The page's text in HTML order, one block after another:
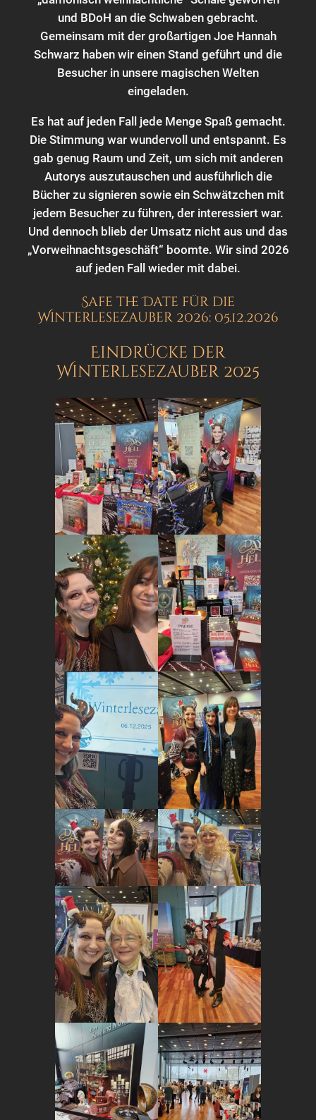
und BDoH an die Schwaben gebracht.
Gemeinsam mit der großartigen Joe Hannah
Schwarz haben wir einen Stand geführt und die
Besucher in unsere magischen Welten
eingeladen.
Es hat auf jeden Fall jede Menge Spaß gemacht.
Die Stimmung war wundervoll und entspannt. Es
gab genug Raum und Zeit, um sich mit anderen
Autorys auszutauschen und ausführlich die
Bücher zu signieren sowie ein Schwätzchen mit
jedem Besucher zu führen, der interessiert war.
Und dennoch blieb der Umsatz nicht aus und das
„Vorweihnachtsgeschäft“ boomte. Wir sind 2026
auf jeden Fall wieder mit dabei.
Safe the Date für die
Winterlesezauber 2026: 05.12.2026
Eindrücke der
Winterlesezauber 2025